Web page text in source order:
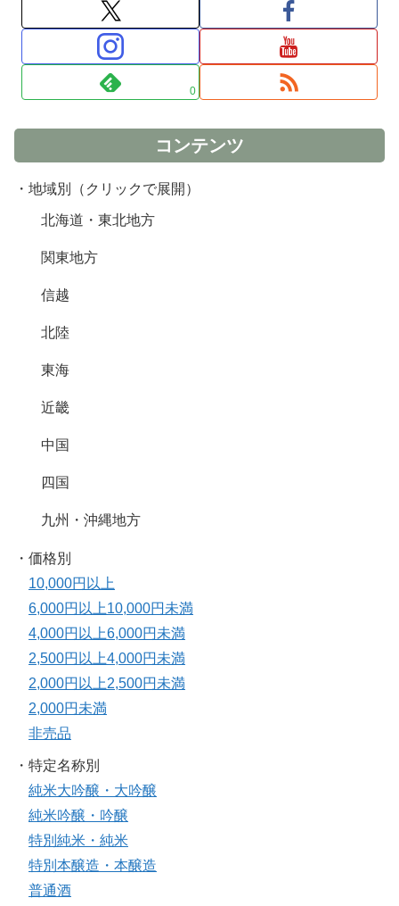
0
コンテンツ
・地域別（クリックで展開）
北海道・東北地方
関東地方
信越
北陸
東海
近畿
中国
四国
九州・沖縄地方
・価格別
10,000円以上
6,000円以上10,000円未満
4,000円以上6,000円未満
2,500円以上4,000円未満
2,000円以上2,500円未満
2,000円未満
非売品
・特定名称別
純米大吟醸・大吟醸
純米吟醸・吟醸
特別純米・純米
特別本醸造・本醸造
普通酒